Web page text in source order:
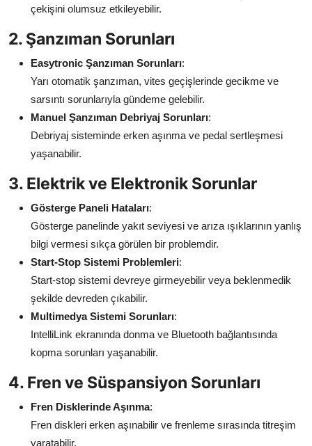
çekişini olumsuz etkileyebilir.
2. Şanzıman Sorunları
Easytronic Şanzıman Sorunları:
Yarı otomatik şanzıman, vites geçişlerinde gecikme ve
sarsıntı sorunlarıyla gündeme gelebilir.
Manuel Şanzıman Debriyaj Sorunları:
Debriyaj sisteminde erken aşınma ve pedal sertleşmesi
yaşanabilir.
3. Elektrik ve Elektronik Sorunlar
Gösterge Paneli Hataları:
Gösterge panelinde yakıt seviyesi ve arıza ışıklarının yanlış
bilgi vermesi sıkça görülen bir problemdir.
Start-Stop Sistemi Problemleri:
Start-stop sistemi devreye girmeyebilir veya beklenmedik
şekilde devreden çıkabilir.
Multimedya Sistemi Sorunları:
IntelliLink ekranında donma ve Bluetooth bağlantısında
kopma sorunları yaşanabilir.
4. Fren ve Süspansiyon Sorunları
Fren Disklerinde Aşınma:
Fren diskleri erken aşınabilir ve frenleme sırasında titreşim
yaratabilir.